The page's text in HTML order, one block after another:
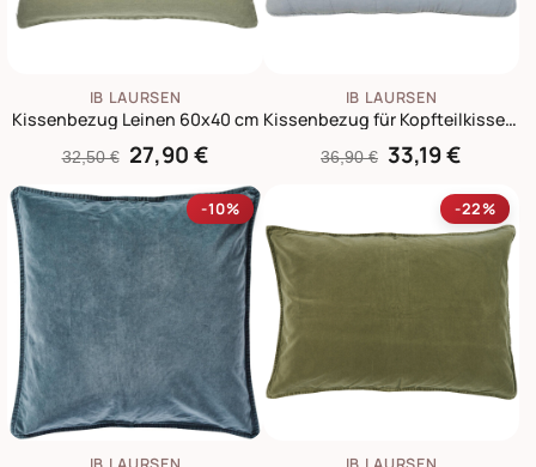
IB LAURSEN
Kissenbezug Leinen 60x40 cm
32,50 € 27,90 €
IB LAURSEN
Kissenbezug für Kopfteilkissen 90x50 cm
36,90 € 33,19 €
-10% -22%